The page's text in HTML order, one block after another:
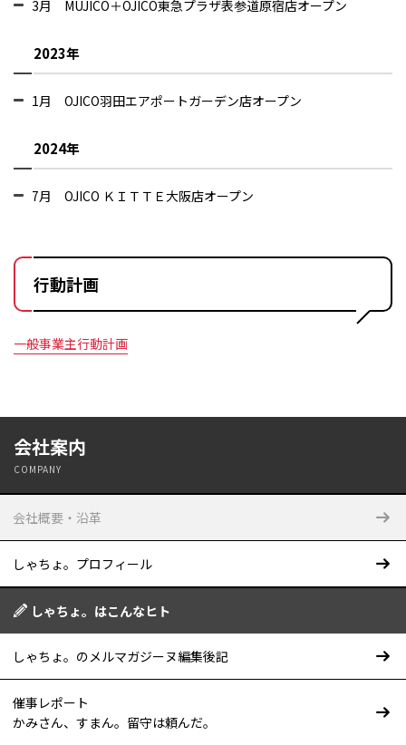
3月 MUJICO＋OJICO東急プラザ表参道原宿店オープン
2023年
1月 OJICO羽田エアポートガーデン店オープン
2024年
7月 OJICO ＫＩＴＴＥ大阪店オープン
行動計画
一般事業主行動計画
会社案内
COMPANY
会社概要・沿革
しゃちょ。プロフィール
しゃちょ。はこんなヒト
しゃちょ。のメルマガジーヌ編集後記
催事レポート
かみさん、すまん。留守は頼んだ。